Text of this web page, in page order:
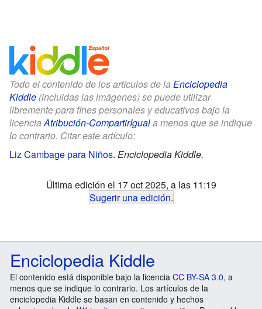
Todo el contenido de los artículos de la Enciclopedia
Kiddle (incluidas las imágenes) se puede utilizar
libremente para fines personales y educativos bajo la
licenciaAtribución-CompartirIguala menos que se indique
lo contrario. Citar este artículo:
Liz Cambage para Niños. Enciclopedia Kiddle.
Última edición el 17 oct 2025, a las 11:19
Sugerir una edición.
Enciclopedia Kiddle
El contenido está disponible bajo la licencia CC BY-SA 3.0, a
menos que se indique lo contrario. Los artículos de la
enciclopedia Kiddle se basan en contenido y hechos